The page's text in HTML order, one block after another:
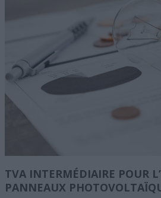
TVA INTERMÉDIAIRE POUR
PANNEAUX